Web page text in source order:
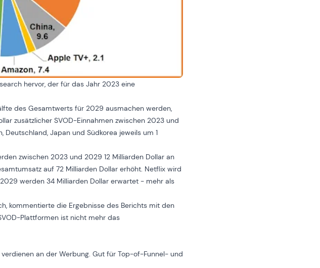
hervor, der für das Jahr 2023 eine
des Gesamtwerts für 2029 ausmachen werden,
zusätzlicher SVOD-Einnahmen zwischen 2023 und
Japan und Südkorea jeweils um 1
zwischen 2023 und 2029 12 Milliarden Dollar an
auf 72 Milliarden Dollar erhöht. Netflix wird
werden 34 Milliarden Dollar erwartet - mehr als
kommentierte die Ergebnisse des Berichts mit den
Plattformen ist nicht mehr das
verdienen an der Werbung. Gut für Top-of-Funnel- und